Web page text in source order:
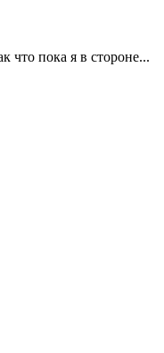
что пока я в стороне...